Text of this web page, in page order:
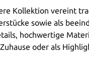
Kollektion vereint
sowie als
hochwertige
oder als